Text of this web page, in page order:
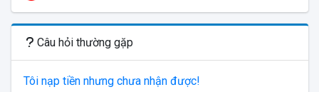
Câu hỏi thường gặp
Tôi nạp tiền nhưng chưa nhận được!